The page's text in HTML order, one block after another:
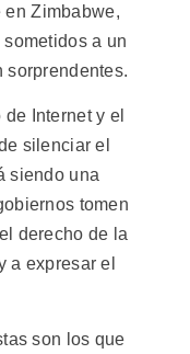
en Zimbabwe,
a un
sorprendentes.
Internet y el
silenciar el
siendo una
tomen
derecho de la
a expresar el
son los que